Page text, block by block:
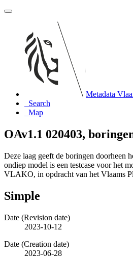
Metadata
Search
Map
OAv1.1 020403,
Deze laag geeft de boringen doorheen
ondiep model is een testcase voor het
VLAKO, in opdracht van het Vlaams
Simple
Date (Revision date)
2023-10-12
Date (Creation date)
2023-06-28